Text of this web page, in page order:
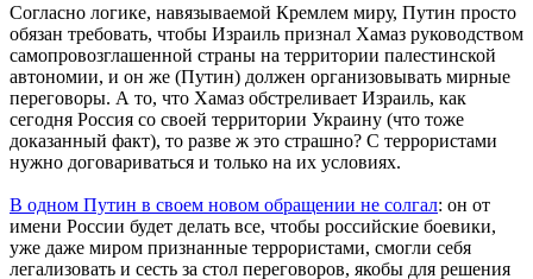
Согласно логике, навязываемой Кремлем миру, Путин просто
обязан требовать, чтобы Израиль признал Хамаз руководством
самопровозглашенной страны на территории палестинской
автономии, и он же (Путин) должен организовывать мирные
переговоры. А то, что Хамаз обстреливает Израиль, как
сегодня Россия со своей территории Украину (что тоже
доказанный факт), то разве ж это страшно? С террористами
нужно договариваться и только на их условиях.
В одном Путин в своем новом обращении не солгал: он от
имени России будет делать все, чтобы российские боевики,
уже даже миром признанные террористами, смогли себя
легализовать и сесть за стол переговоров, якобы для решения